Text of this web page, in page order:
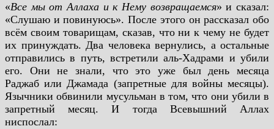
«Все мы от Аллаха и к Нему возвращаемся» и сказал:
«Слушаю и повинуюсь». После этого он рассказал обо
всём своим товарищам, сказав, что ни к чему не будет
их принуждать. Два человека вернулись, а остальные
отправились в путь, встретили аль-Хадрами и убили
его. Они не знали, что это уже был день месяца
Раджаб или Джамада (запретные для войны месяцы).
Язычники обвинили мусульман в том, что они убили в
запретный месяц. И тогда Всевышний Аллах
ниспослал: